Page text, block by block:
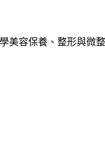
美容保養、整形與微